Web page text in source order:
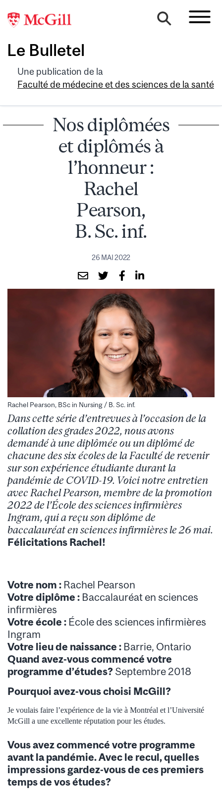
Le Bulletel
Une publication de la
Faculté de médecine et des sciences de la santé
Nos diplômées
et diplômés à
l’honneur :
Rachel
Pearson,
B. Sc. inf.
26 MAI 2022
Rachel Pearson, BSc in Nursing / B. Sc. inf.
Dans cette série d’entrevues à l’occasion de la
collation des grades 2022, nous avons
demandé à une diplômée ou un diplômé de
chacune des six écoles de la Faculté de revenir
sur son expérience étudiante durant la
pandémie de COVID-19. Voici notre entretien
avec Rachel Pearson, membre de la promotion
2022 de l’École des sciences infirmières
Ingram, qui a reçu son diplôme de
baccalauréat en sciences infirmières le 26 mai.
Félicitations Rachel!
Votre nom : Rachel Pearson
Votre diplôme : Baccalauréat en sciences
infirmières
Votre école : École des sciences infirmières
Ingram
Votre lieu de naissance : Barrie, Ontario
Quand avez-vous commencé votre
programme d’études? Septembre 2018
Pourquoi avez-vous choisi McGill?
Je voulais faire l’expérience de la vie à Montréal et l’Université
McGill a une excellente réputation pour les études.
Vous avez commencé votre programme
avant la pandémie. Avec le recul, quelles
impressions gardez-vous de ces premiers
temps de vos études?